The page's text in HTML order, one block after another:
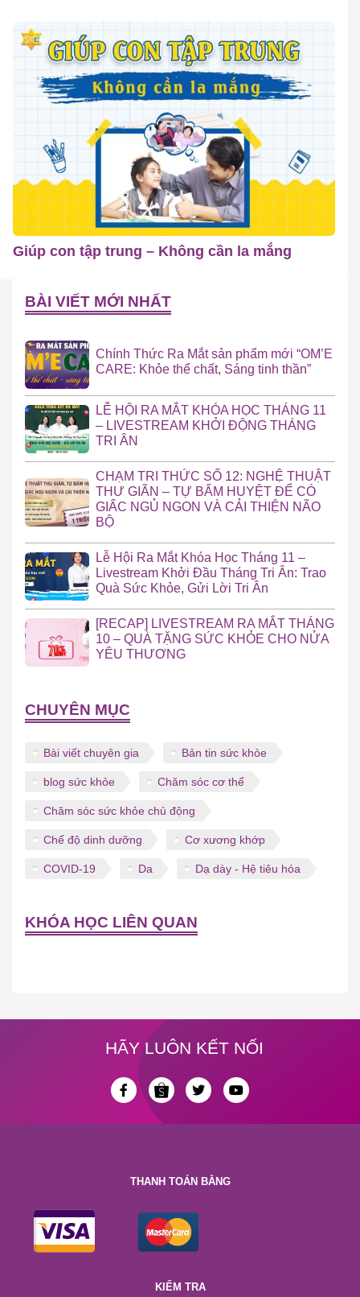
Giúp con tập trung – Không cần la mắng
BÀI VIẾT MỚI NHẤT
Chính Thức Ra Mắt sản phẩm mới “OM’E
CARE: Khỏe thể chất, Sáng tinh thần”
LỄ HỘI RA MẮT KHÓA HỌC THÁNG 11
– LIVESTREAM KHỞI ĐỘNG THÁNG
TRI ÂN
CHẠM TRI THỨC SỐ 12: NGHỆ THUẬT
THƯ GIÃN – TỰ BẤM HUYỆT ĐỂ CÓ
GIẤC NGỦ NGON VÀ CẢI THIỆN NÃO
BỘ
Lễ Hội Ra Mắt Khóa Học Tháng 11 –
Livestream Khởi Đầu Tháng Tri Ân: Trao
Quà Sức Khỏe, Gửi Lời Tri Ân
[RECAP] LIVESTREAM RA MẮT THÁNG
10 – QUÀ TẶNG SỨC KHỎE CHO NỬA
YÊU THƯƠNG
CHUYÊN MỤC
Bài viết chuyên gia Bản tin sức khỏe
blog sức khỏe Chăm sóc cơ thể
Chăm sóc sức khỏe chủ động
Chế độ dinh dưỡng Cơ xương khớp
COVID-19 Da Dạ dày - Hệ tiêu hóa
KHÓA HỌC LIÊN QUAN
HÃY LUÔN KẾT NỐI
THANH TOÁN BẰNG
KIỂM TRA